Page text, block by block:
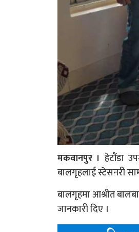
मकवानपुर । हेटौंडा
बालगृहलाई स्टेसनरी
बालगृहमा आश्रीत
जानकारी दिए ।